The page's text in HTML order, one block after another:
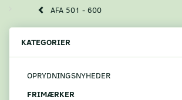
AFA 501 - 600
KATEGORIER
OPRYDNINGSNYHEDER
FRIMÆRKER